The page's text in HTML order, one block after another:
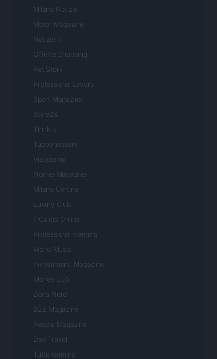
Milano Notizie
Motor Magazine
Notizie.it
Offerte Shopping
Pet Story
Professione Lavoro
Sport Magazine
Style24
Think.it
Tuobenessere
Viaggiamo
Nonne Magazine
Milano Cortina
Luxury Club
Il Calcio Online
Professione mamma
World Music
Investimenti Magazine
Money 365
Zona Nerd
B2B Magazine
People Magazine
Day Travel
Tutto Gaming